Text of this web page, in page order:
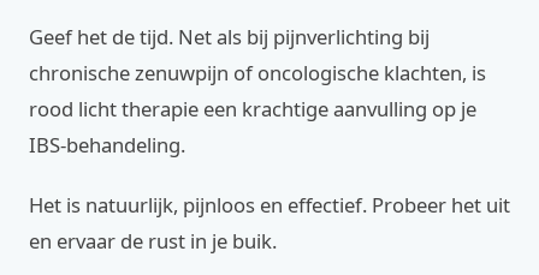
Geef het de tijd. Net als bij pijnverlichting bij
chronische zenuwpijn of oncologische klachten, is
rood licht therapie een krachtige aanvulling op je
IBS-behandeling.
Het is natuurlijk, pijnloos en effectief. Probeer het uit
en ervaar de rust in je buik.